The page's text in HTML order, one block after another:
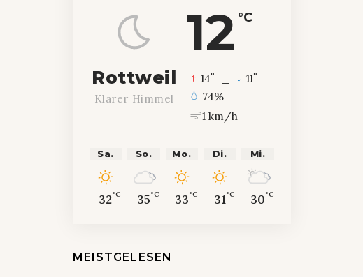
12 °C
Rottweil
Klarer Himmel
14° 11°
74%
1 km/h
Sa.
32°C
So.
35°C
Mo.
33°C
Di.
31°C
Mi.
30°C
MEISTGELESEN